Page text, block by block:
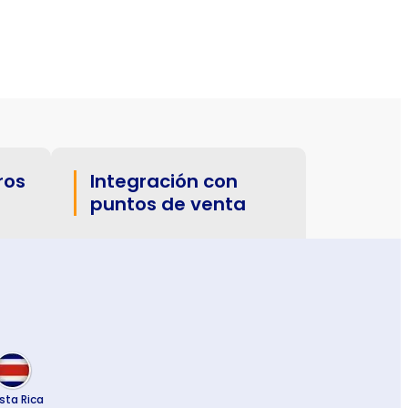
Integración con
puntos de venta
Rica